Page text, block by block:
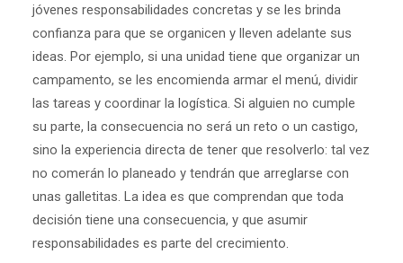
jóvenes responsabilidades concretas y se les brinda
confianza para que se organicen y lleven adelante sus
ideas. Por ejemplo, si una unidad tiene que organizar un
campamento, se les encomienda armar el menú, dividir
las tareas y coordinar la logística. Si alguien no cumple
su parte, la consecuencia no será un reto o un castigo,
sino la experiencia directa de tener que resolverlo: tal vez
no comerán lo planeado y tendrán que arreglarse con
unas galletitas. La idea es que comprendan que toda
decisión tiene una consecuencia, y que asumir
responsabilidades es parte del crecimiento.